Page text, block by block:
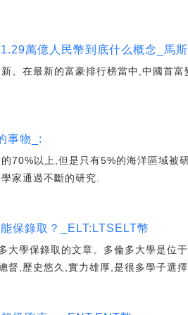
萬億人民幣到底什么概念_馬
。在最新的富豪排行榜當中,中國首
事物_:
70%以上,但是只有5%的海洋區域被
家通過不斷的研究.
保錄取？_ELT:LTSELT幣
大學保錄取的文章。多倫多大學是位
督,歷史悠久,實力雄厚,是很多學子選擇.